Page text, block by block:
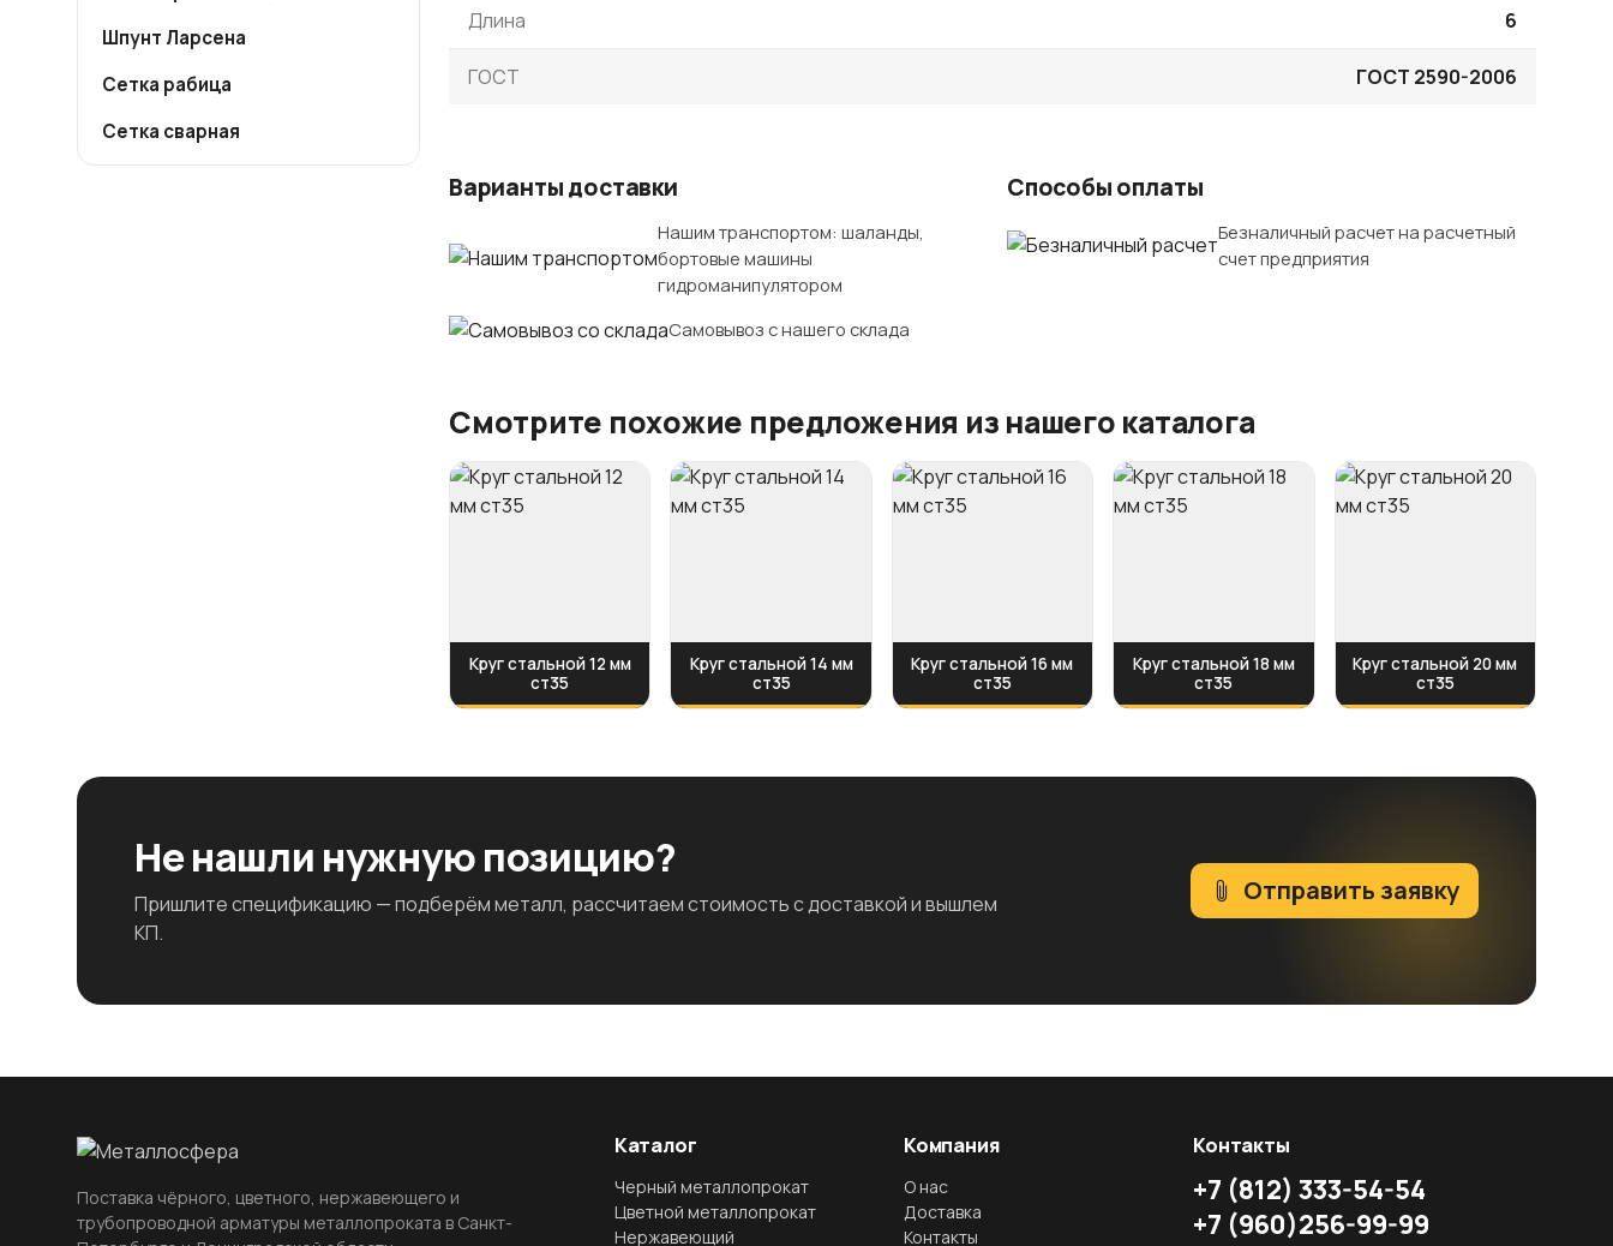
Шпунт Ларсена
Сетка рабица
Сетка сварная
Длина 6
ГОСТ ГОСТ 2590-2006
Варианты доставки
Нашим транспортом: шаланды,
бортовые машины
гидроманипулятором
Самовывоз с нашего склада
Способы оплаты
Безналичный расчет на расчетный
счет предприятия
Смотрите похожие предложения из нашего каталога
Круг стальной 12 мм
ст35
Круг стальной 14 мм
ст35
Круг стальной 16 мм
ст35
Круг стальной 18 мм
ст35
Круг стальной 20 мм
ст35
Не нашли нужную позицию?
Пришлите спецификацию — подберём металл, рассчитаем стоимость с доставкой и вышлем
КП.
Отправить заявку
Поставка чёрного, цветного, нержавеющего и
трубопроводной арматуры металлопроката в Санкт-
Каталог
Черный металлопрокат
Цветной металлопрокат
Нержавеющий
Компания
О нас
Доставка
Контакты
Контакты
+7 (812) 333-54-54
+7 (960)256-99-99